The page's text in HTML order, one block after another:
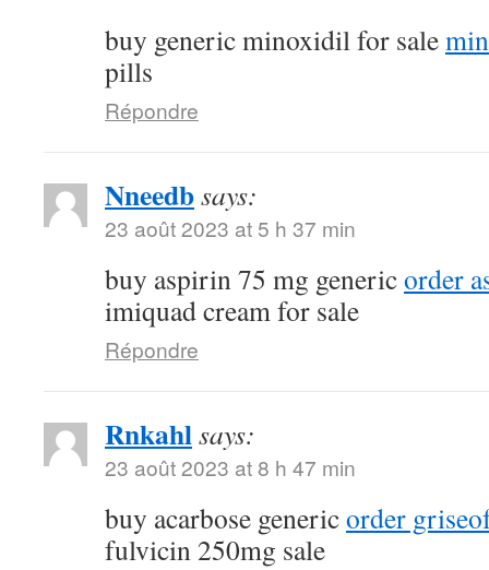
buy generic minoxidil for sale
pills
Répondre
Nneedbsays:
23 août 2023 at 5 h 37 min
buy aspirin 75 mg genericorder
imiquad cream for sale
Répondre
Rnkahlsays:
23 août 2023 at 8 h 47 min
buy acarbose genericorder
fulvicin 250mg sale